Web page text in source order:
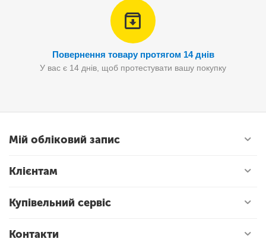
Повернення товару протягом 14 днів
У вас є 14 днів, щоб протестувати вашу покупку
Мій обліковий запис
Клієнтам
Купівельний сервіс
Контакти